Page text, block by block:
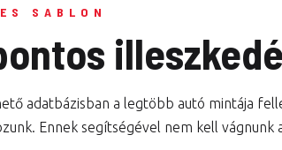
SABLON
adatbázisban a legtöbb autó mintája
Ennek segítségével nem kell